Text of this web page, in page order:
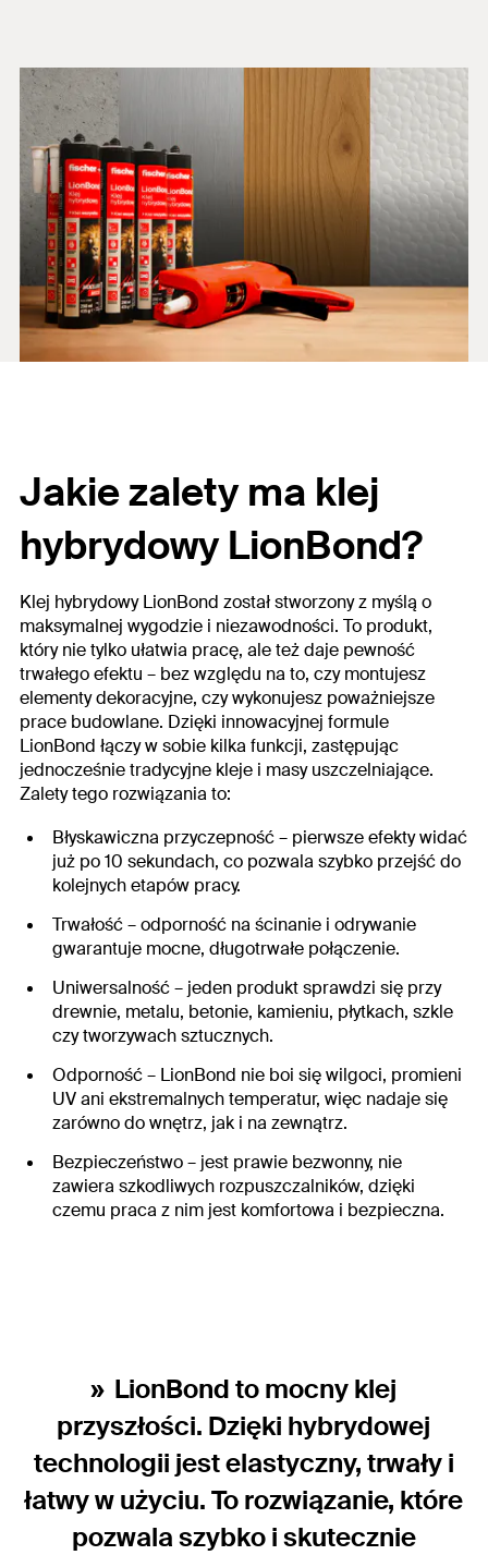
Jakie zalety ma klej
hybrydowy LionBond?
Klej hybrydowy LionBond został stworzony z myślą o
maksymalnej wygodzie i niezawodności. To produkt,
który nie tylko ułatwia pracę, ale też daje pewność
trwałego efektu – bez względu na to, czy montujesz
elementy dekoracyjne, czy wykonujesz poważniejsze
prace budowlane. Dzięki innowacyjnej formule
LionBond łączy w sobie kilka funkcji, zastępując
jednocześnie tradycyjne kleje i masy uszczelniające.
Zalety tego rozwiązania to:
Błyskawiczna przyczepność– pierwsze efekty widać
już po 10 sekundach, co pozwala szybko przejść do
kolejnych etapów pracy.
Trwałość– odporność na ścinanie i odrywanie
gwarantuje mocne, długotrwałe połączenie.
Uniwersalność– jeden produkt sprawdzi się przy
drewnie, metalu, betonie, kamieniu, płytkach, szkle
czy tworzywach sztucznych.
Odporność– LionBond nie boi się wilgoci, promieni
UV ani ekstremalnych temperatur, więc nadaje się
zarówno do wnętrz, jak i na zewnątrz.
Bezpieczeństwo– jest prawie bezwonny, nie
zawiera szkodliwych rozpuszczalników, dzięki
czemu praca z nim jest komfortowa i bezpieczna.
LionBond to mocny klej
przyszłości. Dzięki hybrydowej
technologii jest elastyczny, trwały i
łatwy w użyciu. To rozwiązanie, które
pozwala szybko i skutecznie